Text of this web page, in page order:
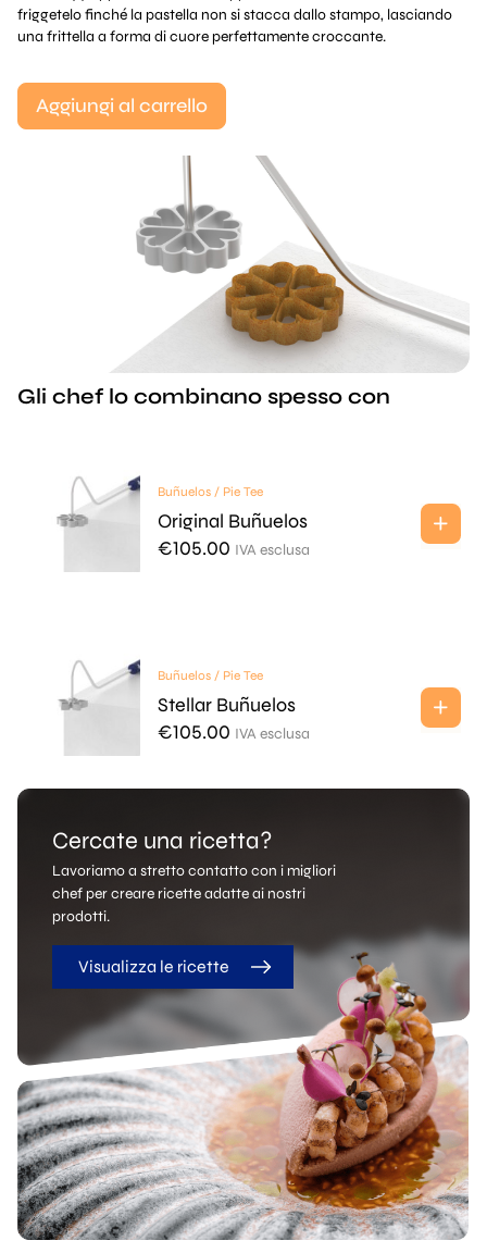
friggetelo finché la pastella non si stacca dallo stampo, lasciando
una frittella a forma di cuore perfettamente croccante.
Aggiungi al carrello
Gli chef lo combinano spesso con
Buñuelos / Pie Tee
Original Buñuelos
€105.00 IVA esclusa
Buñuelos / Pie Tee
Stellar Buñuelos
€105.00 IVA esclusa
Cercate una ricetta?
Lavoriamo a stretto contatto con i migliori
chef per creare ricette adatte ai nostri
prodotti.
Visualizza le ricette